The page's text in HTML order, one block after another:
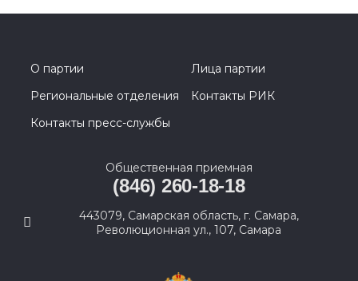
О партии
Лица партии
Региональные отделения
Контакты РИК
Контакты пресс-службы
Общественная приемная
(846) 260-18-18
443079, Самарская область, г. Самара,
Революционная ул., 107, Самара